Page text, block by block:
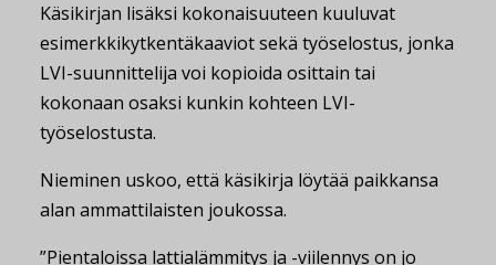
Käsikirjan lisäksi kokonaisuuteen kuuluvat
esimerkkikytkentäkaaviot sekä työselostus, jonka
LVI-suunnittelija voi kopioida osittain tai
kokonaan osaksi kunkin kohteen LVI-
työselostusta.
Nieminen uskoo, että käsikirja löytää paikkansa
alan ammattilaisten joukossa.
”Pientaloissa lattialämmitys ja -viilennys on jo